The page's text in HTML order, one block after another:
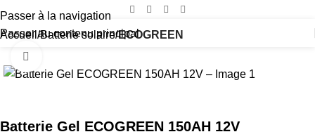
Passer à la navigation
Passer au contenu principal
Accueil Batterie solaire ECOGREEN
Batterie Gel ECOGREEN 150AH 12V